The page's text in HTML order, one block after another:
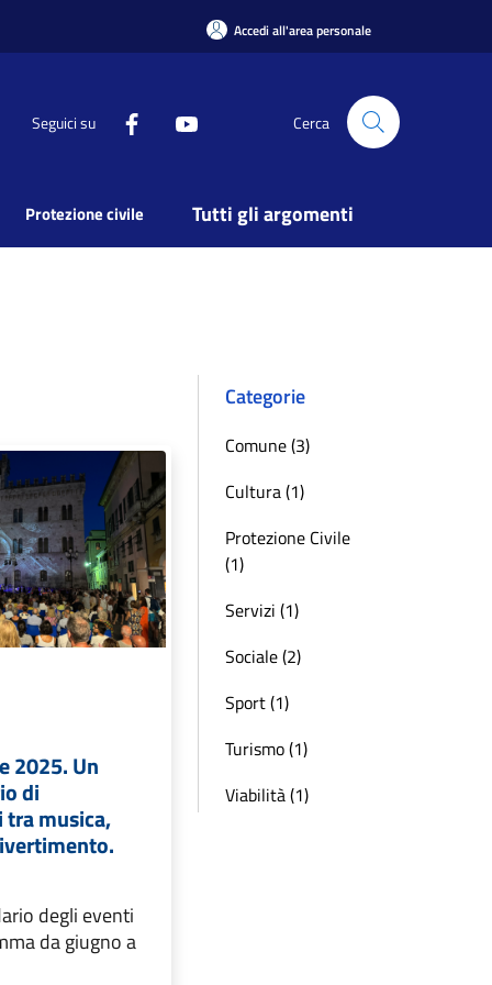
Accedi all'area personale
Seguici su Cerca
Protezione civile Tutti gli argomenti
2025. Un
di
musica,
degli eventi
da giugno a
Categorie
Comune (3)
Cultura (1)
Protezione Civile
(1)
Servizi (1)
Sociale (2)
Sport (1)
Turismo (1)
Viabilità (1)